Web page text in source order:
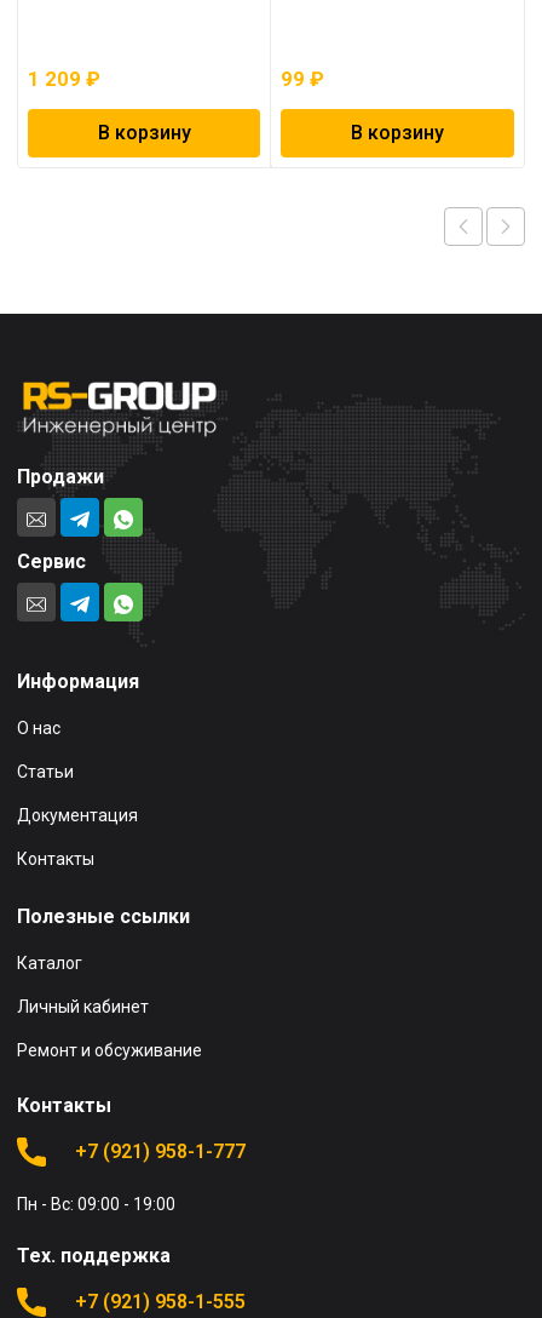
1 209 ₽
В корзину
99₽
В корзину
Продажи
Сервис
Информация
О нас
Статьи
Документация
Контакты
Полезные ссылки
Каталог
Личный кабинет
Ремонт и обсуживание
Контакты
+7 (921) 958-1-777
Пн - Вс: 09:00 - 19:00
Тех. поддержка
+7 (921) 958-1-555